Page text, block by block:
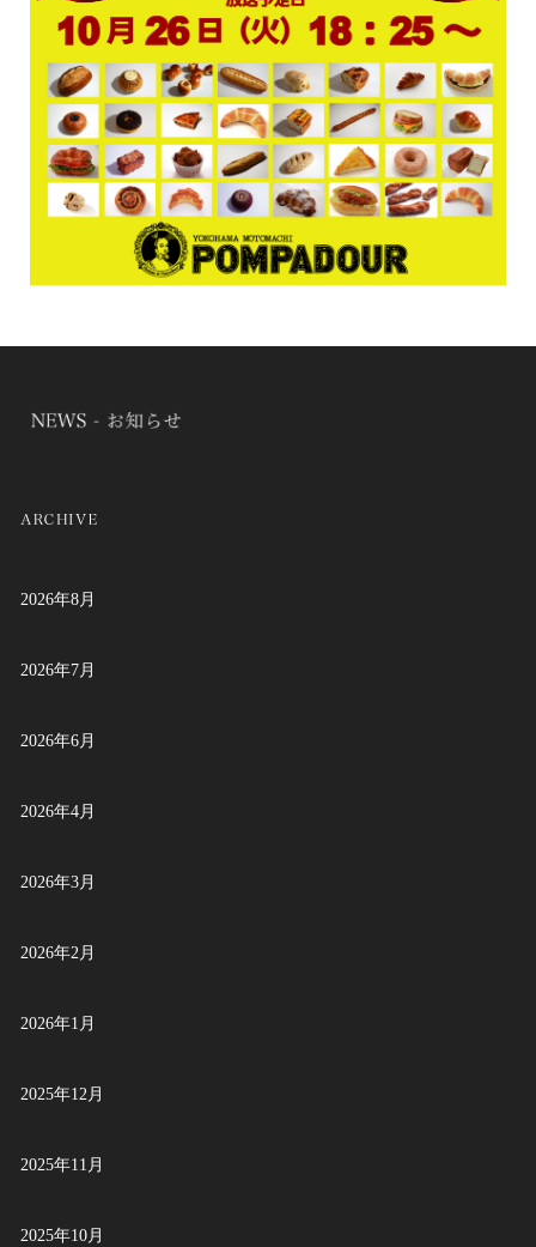
2026年8月
2026年7月
2026年6月
2026年4月
2026年3月
2026年2月
2026年1月
2025年12月
2025年11月
2025年10月